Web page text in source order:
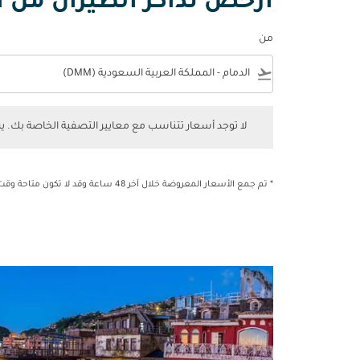
من
flight_takeoff
لا توجد أسعار تتناسب مع معايير التصفية الخاصة
* تم جمع الأسعار المعروضة خلال آخر 48 ساعة وقد لا تكون متاحة وقت الحجز.